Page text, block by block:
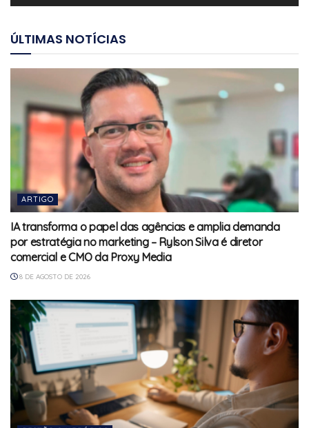
ÚLTIMAS NOTÍCIAS
ARTIGO
IA transforma o papel das agências e amplia demanda
por estratégia no marketing – Rylson Silva é diretor
comercial e CMO da Proxy Media
8 DE AGOSTO DE 2026